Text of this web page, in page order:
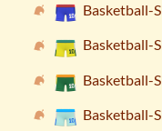
Basketball-
Basketball-
Basketball-
Basketball-